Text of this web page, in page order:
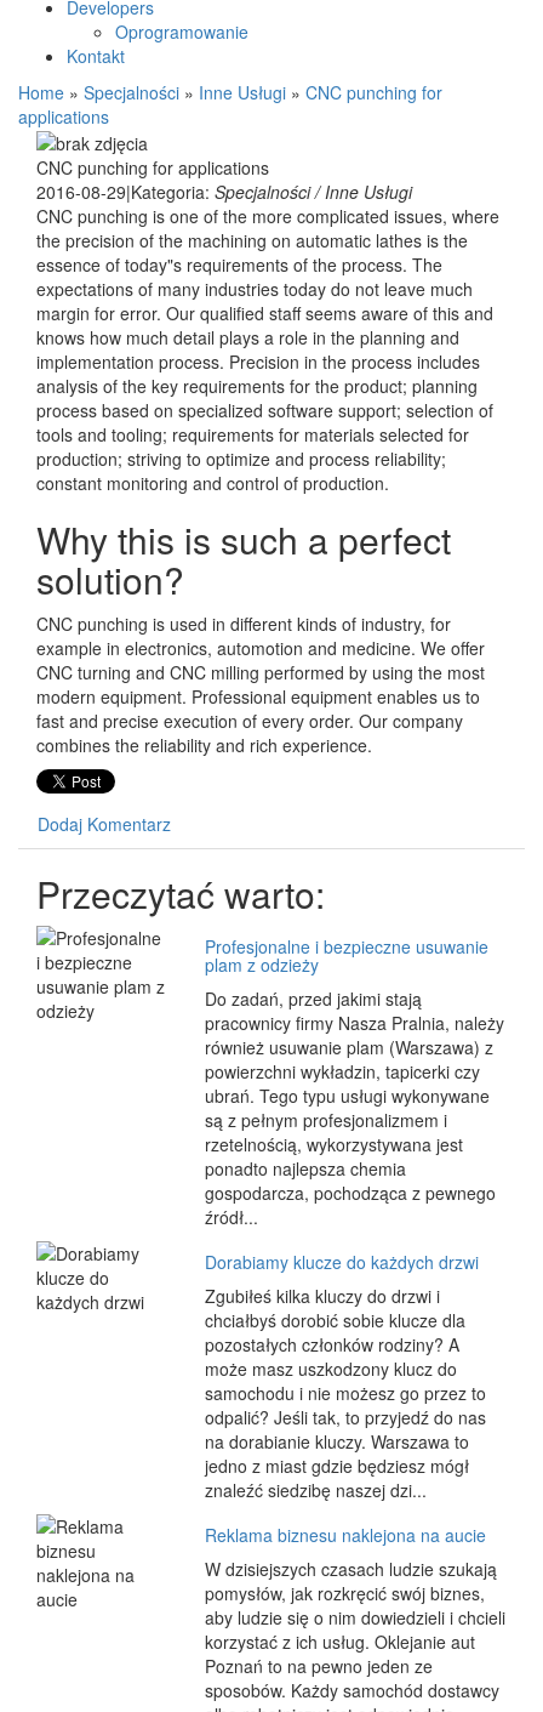
Developers
Oprogramowanie
Kontakt
Home » Specjalności » Inne Usługi » CNC punching for
applications
CNC punching for applications
2016-08-29|Kategoria: Specjalności / Inne Usługi
CNC punching is one of the more complicated issues, where
the precision of the machining on automatic lathes is the
essence of today"s requirements of the process. The
expectations of many industries today do not leave much
margin for error. Our qualified staff seems aware of this and
knows how much detail plays a role in the planning and
implementation process. Precision in the process includes
analysis of the key requirements for the product; planning
process based on specialized software support; selection of
tools and tooling; requirements for materials selected for
production; striving to optimize and process reliability;
constant monitoring and control of production.
Why this is such a perfect
solution?
CNC punching is used in different kinds of industry, for
example in electronics, automotion and medicine. We offer
CNC turning and CNC milling performed by using the most
modern equipment. Professional equipment enables us to
fast and precise execution of every order. Our company
combines the reliability and rich experience.
Dodaj Komentarz
Przeczytać warto:
Profesjonalne i bezpieczne usuwanie
plam z odzieży
Do zadań, przed jakimi stają
pracownicy firmy Nasza Pralnia, należy
również usuwanie plam (Warszawa) z
powierzchni wykładzin, tapicerki czy
ubrań. Tego typu usługi wykonywane
są z pełnym profesjonalizmem i
rzetelnością, wykorzystywana jest
ponadto najlepsza chemia
gospodarcza, pochodząca z pewnego
źródł...
Dorabiamy klucze do każdych drzwi
Zgubiłeś kilka kluczy do drzwi i
chciałbyś dorobić sobie klucze dla
pozostałych członków rodziny? A
może masz uszkodzony klucz do
samochodu i nie możesz go przez to
odpalić? Jeśli tak, to przyjedź do nas
na dorabianie kluczy. Warszawa to
jedno z miast gdzie będziesz mógł
znaleźć siedzibę naszej dzi...
Reklama biznesu naklejona na aucie
W dzisiejszych czasach ludzie szukają
pomysłów, jak rozkręcić swój biznes,
aby ludzie się o nim dowiedzieli i chcieli
korzystać z ich usług. Oklejanie aut
Poznań to na pewno jeden ze
sposobów. Każdy samochód dostawcy